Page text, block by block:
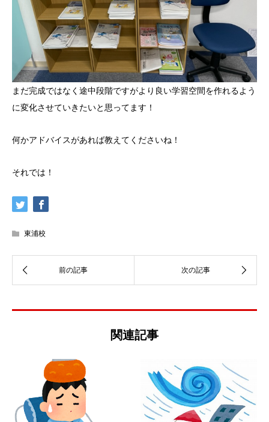
まだ完成ではなく途中段階ですがより良い学習空間を作れるよう
に変化させていきたいと思ってます！
何かアドバイスがあれば教えてくださいね！
それでは！
東浦校
関連記事